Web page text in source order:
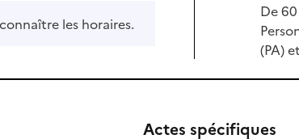
les horaires.
De
(PA)
Actes spécifiques